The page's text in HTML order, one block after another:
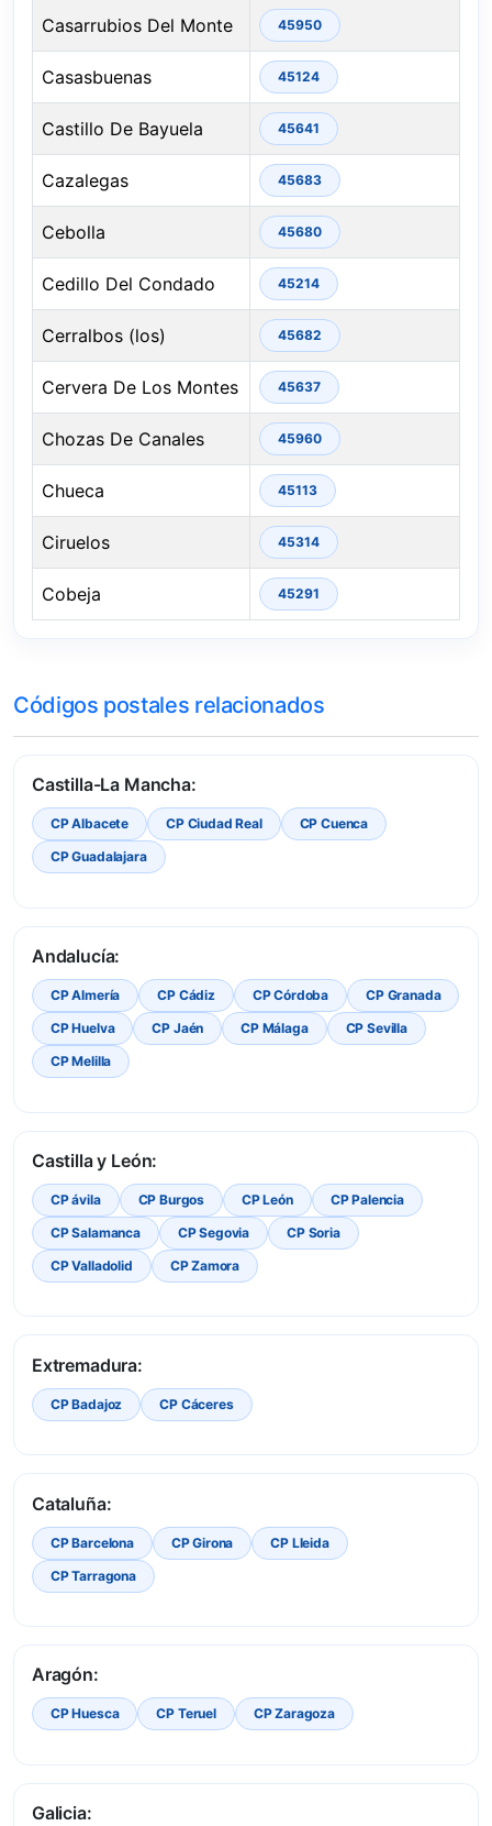
Casarrubios Del Monte 45950
Casasbuenas 45124
Castillo De Bayuela 45641
Cazalegas 45683
Cebolla 45680
Cedillo Del Condado 45214
Cerralbos (los) 45682
Cervera De Los Montes 45637
Chozas De Canales 45960
Chueca 45113
Ciruelos 45314
Cobeja 45291
Códigos postales relacionados
Castilla-La Mancha:
CP Albacete CP Ciudad Real
CP Cuenca
CP Guadalajara
Andalucía:
CP Almería CP Cádiz CP Córdoba
CP Granada
CP Huelva
CP Jaén CP Málaga
CP Sevilla
CP Melilla
Castilla y León:
CP ávila CP Burgos CP León
CP Palencia
CP Salamanca
CP Segovia
CP Soria
CP Valladolid
CP Zamora
Extremadura:
CP Badajoz CP Cáceres
Cataluña:
CP Barcelona CP Girona
CP Lleida
CP Tarragona
Aragón:
CP Huesca CP Teruel CP Zaragoza
Galicia: